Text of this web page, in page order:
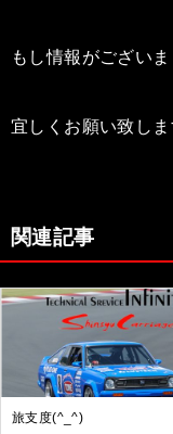
もし情報がござい
宜しくお願い致しま
関連記事
旅支度(^_^)